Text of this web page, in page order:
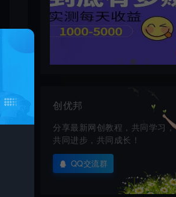
创优邦
分享最新网创教程，共同学习，
共同进步，共同成长！
QQ交流群